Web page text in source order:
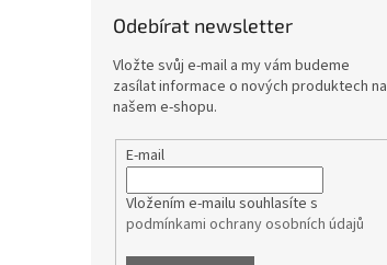
Odebírat newsletter
Vložte svůj e-mail a my vám budeme
zasílat informace o nových produktech na
našem e-shopu.
E-mail
Vložením e-mailu souhlasíte s
podmínkami ochrany osobních údajů